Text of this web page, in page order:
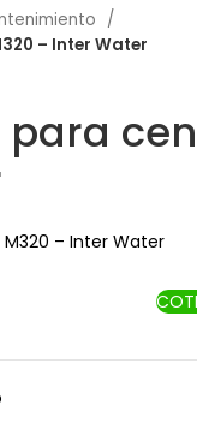
– Inter Water
– Inter Water